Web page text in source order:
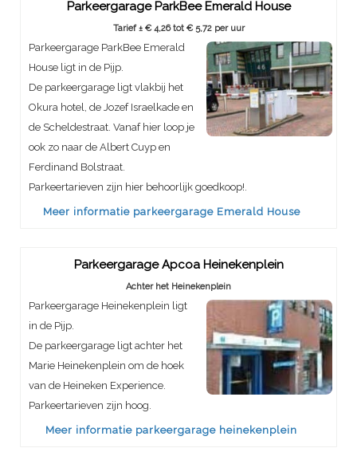
Parkeergarage ParkBee Emerald House
Tarief ± € 4,26 tot € 5,72 per uur
Parkeergarage ParkBee Emerald
House ligt in de Pijp.
De parkeergarage ligt vlakbij het
Okura hotel, de Jozef Israelkade en
de Scheldestraat. Vanaf hier loop je
ook zo naar de Albert Cuyp en
Ferdinand Bolstraat.
Parkeertarieven zijn hier behoorlijk goedkoop!.
Meer informatie parkeergarage Emerald House
Parkeergarage Apcoa Heinekenplein
Achter het Heinekenplein
Parkeergarage Heinekenplein ligt
in de Pijp.
De parkeergarage ligt achter het
Marie Heinekenplein om de hoek
van de Heineken Experience.
Parkeertarieven zijn hoog.
Meer informatie parkeergarage heinekenplein